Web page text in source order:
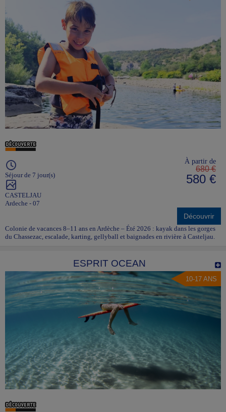
Séjour de 7 jour(s)
CASTELJAU
Ardeche - 07
À partir de
680 €
580 €
Découvrir
Colonie de vacances 8–11 ans en Ardèche – Été 2026 : kayak dans les gorges
du Chassezac, escalade, karting, gellyball et baignades en rivière à Casteljau.
ESPRIT OCEAN
10-17 ANS